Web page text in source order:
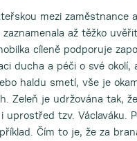
mezi zaměstnance
až těžko
cíleně podporuje
ducha a péči o své
haldu smetí, vše je
Zeleň je udržována tak,
uprostřed tzv. Václaváku.
Čím to je, že za